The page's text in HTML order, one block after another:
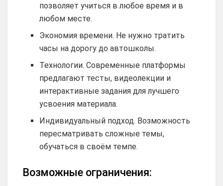
позволяет учиться в любое время и в
любом месте.
Экономия времени. Не нужно тратить
часы на дорогу до автошколы.
Технологии. Современные платформы
предлагают тесты, видеолекции и
интерактивные задания для лучшего
усвоения материала.
Индивидуальный подход. Возможность
пересматривать сложные темы,
обучаться в своём темпе.
Возможные ограничения: